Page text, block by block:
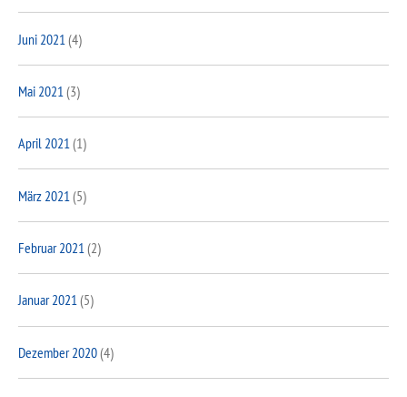
Juni 2021 (4)
Mai 2021 (3)
April 2021(1)
März 2021 (5)
Februar 2021(2)
Januar 2021(5)
Dezember 2020(4)